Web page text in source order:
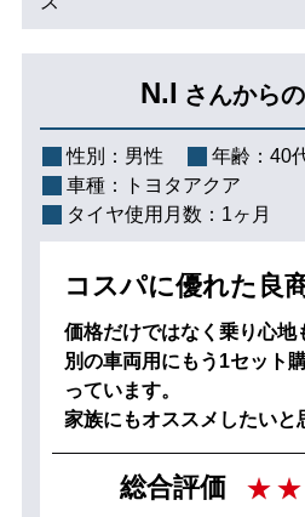
N.I さんから
性別： 男性 年齢： 40
車種：
トヨタアクア
タイヤ使用月数： 1ヶ月
コスパに優れた良
価格だけではなく乗り心地
別の車両用にもう1セット
っています。
家族にもオススメしたいと
総合評価